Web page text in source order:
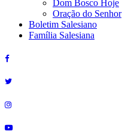
Dom Bosco Hoje
Oração do Senhor
Boletim Salesiano
Família Salesiana